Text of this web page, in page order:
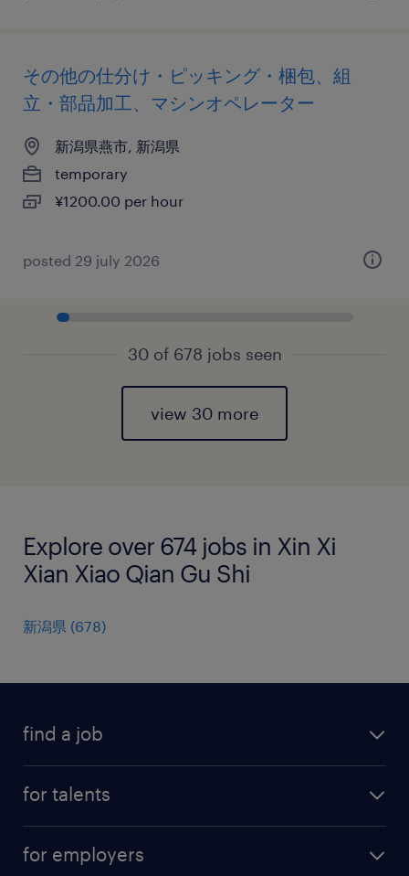
その他の仕分け・ピッキング・梱包、組
立・部品加工、マシンオペレーター
新潟県燕市, 新潟県
temporary
¥1200.00 per hour
posted 29 july 2026
30 of 678 jobs seen
view 30 more
Explore over 674 jobs in Xin Xi
Xian Xiao Qian Gu Shi
新潟県 (678)
find a job
for talents
professional career
for employers